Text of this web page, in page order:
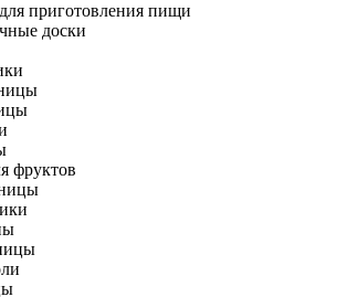
приготовления пищи
доски
фруктов